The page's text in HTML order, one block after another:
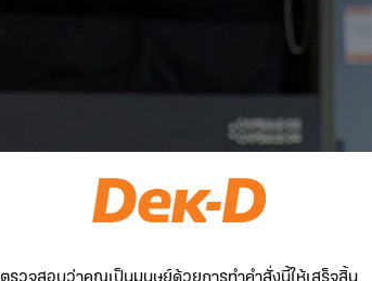
ตรวจสอบว่าคุณเป็นมนุษย์ด้วยการทำคำสั่งนี้ให้เสร็จสิ้น